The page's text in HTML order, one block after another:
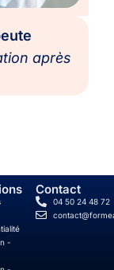
après
-
Contact
04 50 24 48 72